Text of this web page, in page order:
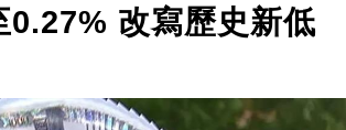
0.27% 改寫歷史新低